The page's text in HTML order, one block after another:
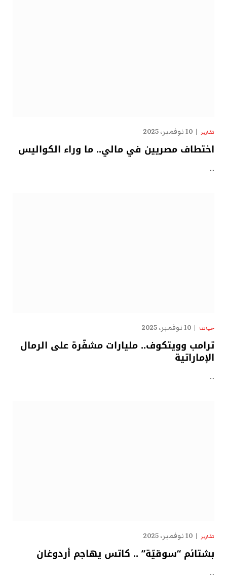
تقارير 10 نوفمبر، 2025
اختطاف مصريين في مالي.. ما وراء الكواليس
…
حياتنا 10 نوفمبر، 2025
ترامب وويتكوف.. مليارات مشفّرة على الرمال
الإماراتية
…
تقارير 10 نوفمبر، 2025
بشتائم “سوقيّة” .. كاتس يهاجم أردوغان
…